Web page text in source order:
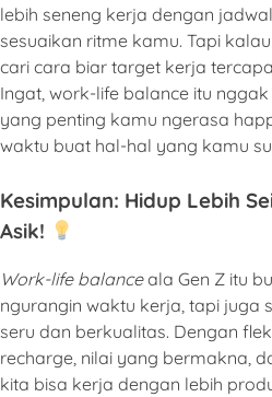
lebih seneng kerja dengan
sesuaikan ritme kamu. Tapi
cari cara biar target kerja
Ingat, work-life balance itu
yang penting kamu ngerasa
waktu buat hal-hal yang kamu
Kesimpulan: Hidup Lebih
Asik!
Work-life balanceala Gen Z itu
ngurangin waktu kerja, tapi juga
seru dan berkualitas. Dengan
recharge, nilai yang bermakna,
kita bisa kerja dengan lebih